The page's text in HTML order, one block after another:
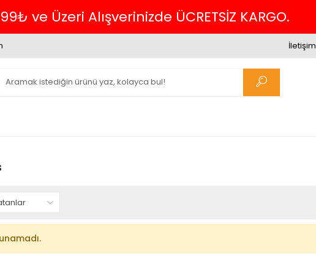
ve Üzeri Alışverinizde ÜCRETSİZ KARGO.
İletişim